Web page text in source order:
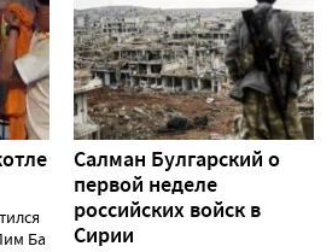
Ба
Салман Булгарский о
первой неделе
российских войск в
Сирии